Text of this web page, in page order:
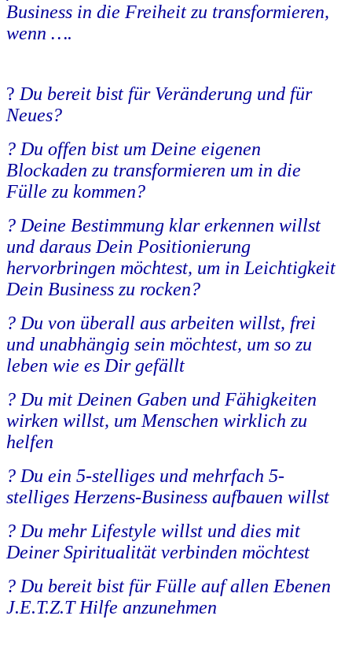
Business in die Freiheit zu transformieren,
wenn ….
? Du bereit bist für Veränderung und für
Neues?
? Du offen bist um Deine eigenen
Blockaden zu transformieren um in die
Fülle zu kommen?
? Deine Bestimmung klar erkennen willst
und daraus Dein Positionierung
hervorbringen möchtest, um in Leichtigkeit
Dein Business zu rocken?
? Du von überall aus arbeiten willst, frei
und unabhängig sein möchtest, um so zu
leben wie es Dir gefällt
? Du mit Deinen Gaben und Fähigkeiten
wirken willst, um Menschen wirklich zu
helfen
? Du ein 5-stelliges und mehrfach 5-
stelliges Herzens-Business aufbauen willst
? Du mehr Lifestyle willst und dies mit
Deiner Spiritualität verbinden möchtest
? Du bereit bist für Fülle auf allen Ebenen
J.E.T.Z.T Hilfe anzunehmen